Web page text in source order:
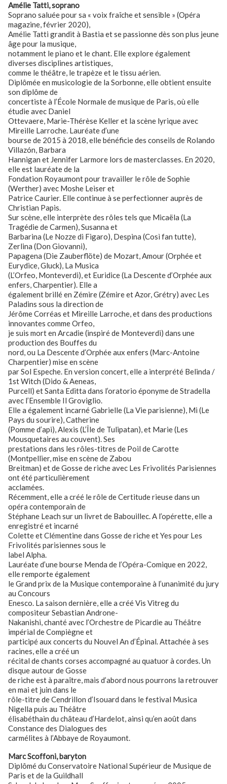
Amélie Tatti, soprano
Soprano saluée pour sa « voix fraîche et sensible » (Opéra
magazine, février 2020),
Amélie Tatti grandit à Bastia et se passionne dès son plus jeune
âge pour la musique,
notamment le piano et le chant. Elle explore également
diverses disciplines artistiques,
comme le théâtre, le trapèze et le tissu aérien.
Diplômée en musicologie de la Sorbonne, elle obtient ensuite
son diplôme de
concertiste à l’École Normale de musique de Paris, où elle
étudie avec Daniel
Ottevaere, Marie-Thérèse Keller et la scène lyrique avec
Mireille Larroche. Lauréate d’une
bourse de 2015 à 2018, elle bénéficie des conseils de Rolando
Villazón, Barbara
Hannigan et Jennifer Larmore lors de masterclasses. En 2020,
elle est lauréate de la
Fondation Royaumont pour travailler le rôle de Sophie
(Werther) avec Moshe Leiser et
Patrice Caurier. Elle continue à se perfectionner auprès de
Christian Papis.
Sur scène, elle interprète des rôles tels que Micaëla (La
Tragédie de Carmen), Susanna et
Barbarina (Le Nozze di Figaro), Despina (Così fan tutte),
Zerlina (Don Giovanni),
Papagena (Die Zauberflöte) de Mozart, Amour (Orphée et
Eurydice, Gluck), La Musica
(L’Orfeo, Monteverdi), et Euridice (La Descente d’Orphée aux
enfers, Charpentier). Elle a
également brillé en Zémire (Zémire et Azor, Grétry) avec Les
Paladins sous la direction de
Jérôme Corréas et Mireille Larroche, et dans des productions
innovantes comme Orfeo,
je suis mort en Arcadie (inspiré de Monteverdi) dans une
production des Bouffes du
nord, ou La Descente d’Orphée aux enfers (Marc-Antoine
Charpentier) mise en scène
par Sol Espeche. En version concert, elle a interprété Belinda /
1st Witch (Dido & Aeneas,
Purcell) et Santa Editta dans l’oratorio éponyme de Stradella
avec l’Ensemble Il Groviglio.
Elle a également incarné Gabrielle (La Vie parisienne), Mi (Le
Pays du sourire), Catherine
(Pomme d’api), Alexis (L’Île de Tulipatan), et Marie (Les
Mousquetaires au couvent). Ses
prestations dans les rôles-titres de Poil de Carotte
(Montpellier, mise en scène de Zabou
Breitman) et de Gosse de riche avec Les Frivolités Parisiennes
ont été particulièrement
acclamées.
Récemment, elle a créé le rôle de Certitude rieuse dans un
opéra contemporain de
Stéphane Leach sur un livret de Babouillec. A l’opérette, elle a
enregistré et incarné
Colette et Clémentine dans Gosse de riche et Yes pour Les
Frivolités parisiennes sous le
label Alpha.
Lauréate d’une bourse Menda de l’Opéra-Comique en 2022,
elle remporte également
le Grand prix de la Musique contemporaine à l’unanimité du jury
au Concours
Enesco. La saison dernière, elle a créé Vis Vitreg du
compositeur Sebastian Androne-
Nakanishi, chanté avec l’Orchestre de Picardie au Théâtre
impérial de Compiègne et
participé aux concerts du Nouvel An d’Épinal. Attachée à ses
racines, elle a créé un
récital de chants corses accompagné au quatuor à cordes. Un
disque autour de Gosse
de riche est à paraître, mais d’abord nous pourrons la retrouver
en mai et juin dans le
rôle-titre de Cendrillon d’Isouard dans le festival Musica
Nigella puis au Théâtre
élisabéthain du château d’Hardelot, ainsi qu’en août dans
Constance des Dialogues des
carmélites à l’Abbaye de Royaumont.
Marc Scoffoni, baryton
Diplômé du Conservatoire National Supérieur de Musique de
Paris et de la Guildhall